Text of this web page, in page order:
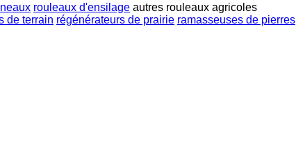
rouleaux d'ensilage autres rouleaux agricoles
de terrain régénérateurs de prairie ramasseuses de pierres